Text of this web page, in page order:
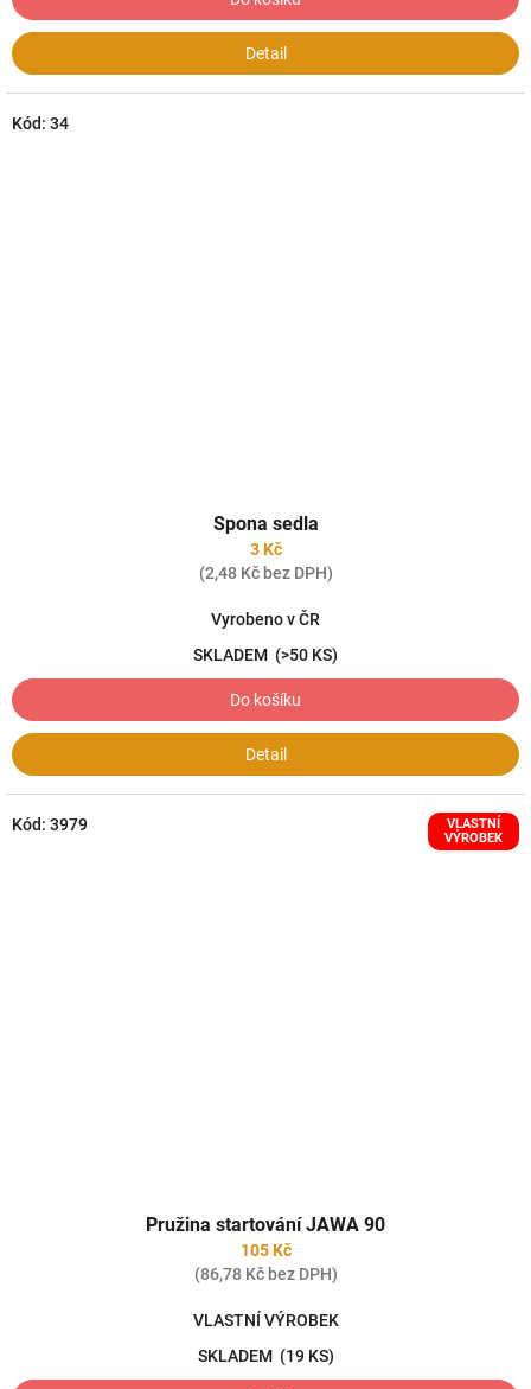
Detail
Spona sedla
3 Kč
(2,48 Kč bez DPH)
Vyrobeno v ČR
SKLADEM (>50 KS)
Do košíku
Detail
Kód: 34
VLASTNÍ
VÝROBEK
Pružina startování JAWA 90
105 Kč
(86,78 Kč bez DPH)
VLASTNÍ VÝROBEK
SKLADEM (19 KS)
Kód: 3979